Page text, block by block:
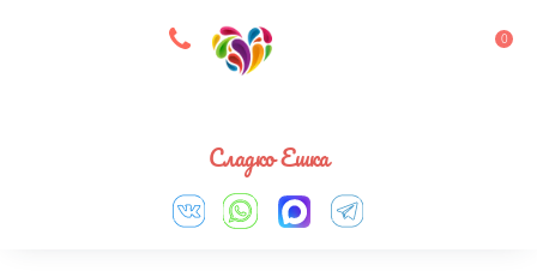
8 927 083 33 05 0
Сладко Ешка